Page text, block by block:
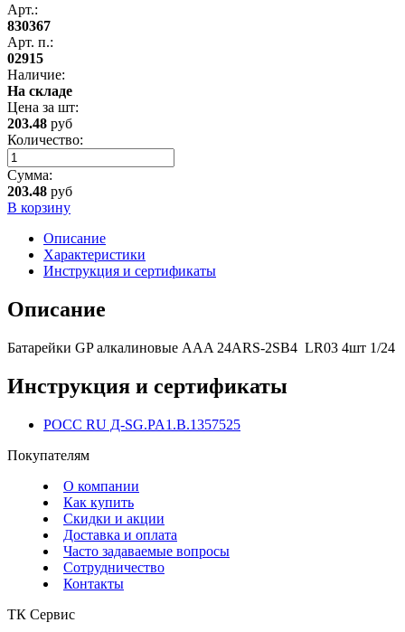
Арт.:
830367
Арт. п.:
02915
Наличие:
На складе
Цена за шт:
203.48 руб
Количество:
Сумма:
203.48 руб
В корзину
Описание
Характеристики
Инструкция и сертификаты
Описание
Батарейки GP алкалиновые AAA 24ARS-2SB4 LR03 4шт 1/24
Инструкция и сертификаты
POCC RU Д-SG.PA1.B.1357525
Покупателям
О компании
Как купить
Скидки и акции
Доставка и оплата
Часто задаваемые вопросы
Сотрудничество
Контакты
ТК Сервис